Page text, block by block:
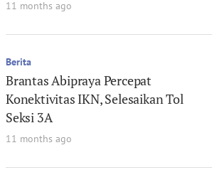
11 months ago
Berita
Brantas Abipraya Percepat
Konektivitas IKN, Selesaikan Tol
Seksi 3A
11 months ago